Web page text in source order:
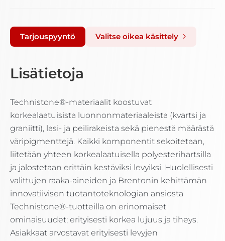
Tarjouspyyntö Valitse oikea käsittely
Lisätietoja
Technistone®-materiaalit koostuvat
korkealaatuisista luonnonmateriaaleista (kvartsi ja
graniitti), lasi- ja peilirakeista sekä pienestä määrästä
väripigmenttejä. Kaikki komponentit sekoitetaan,
liitetään yhteen korkealaatuisella polyesterihartsilla
ja jalostetaan erittäin kestäviksi levyiksi. Huolellisesti
valittujen raaka-aineiden ja Brentonin kehittämän
innovatiivisen tuotantoteknologian ansiosta
Technistone®-tuotteilla on erinomaiset
ominaisuudet; erityisesti korkea lujuus ja tiheys.
Asiakkaat arvostavat erityisesti levyjen